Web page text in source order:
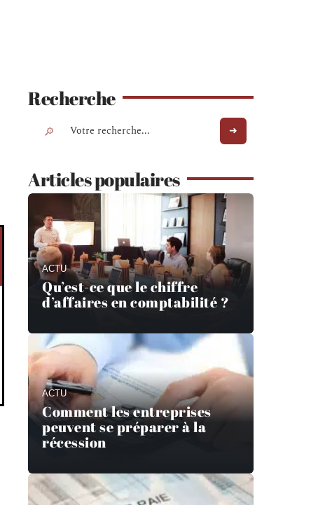
Recherche
Articles populaires
ACTU
Qu’est-ce que le chiffre
d’affaires en comptabilité ?
ACTU
Comment les entreprises
peuvent se préparer à la
récession